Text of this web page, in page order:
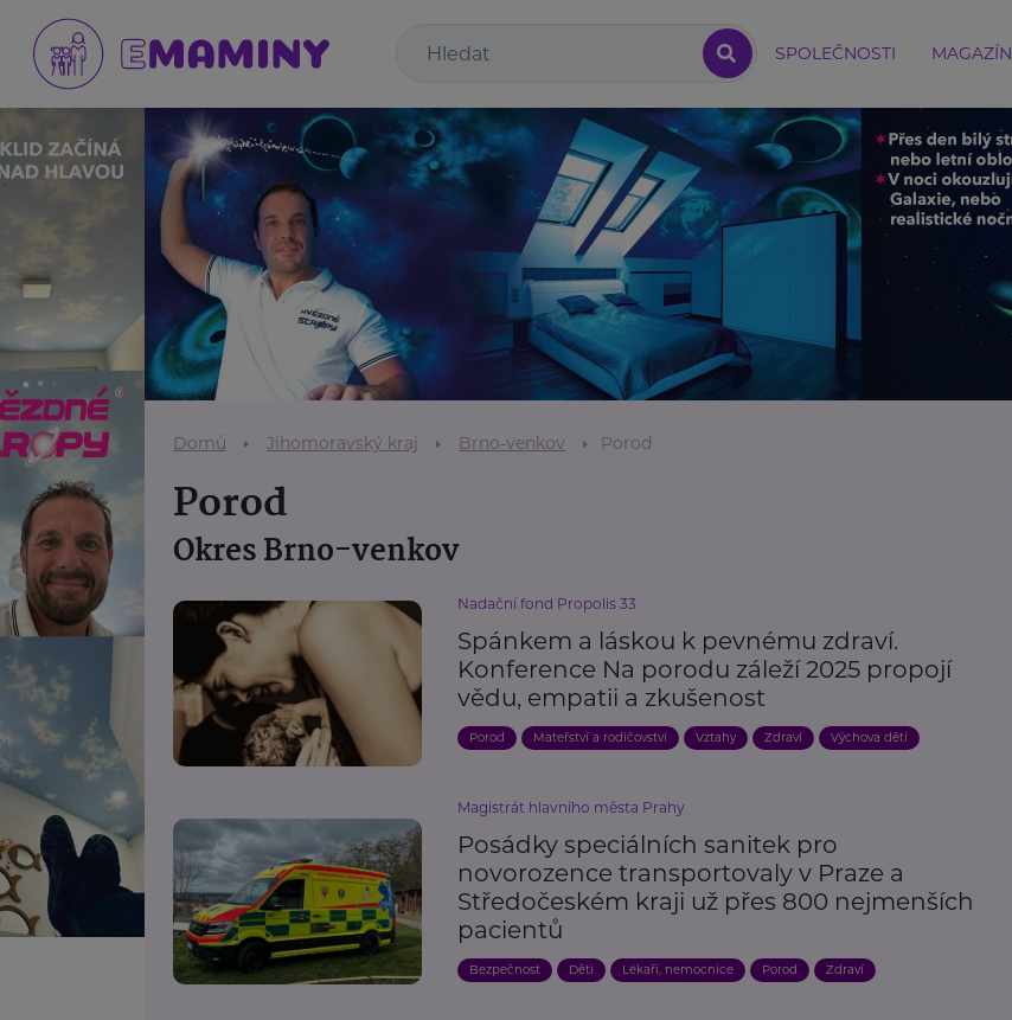
SPOLEČNOSTI MAGAZÍN
Domů Jihomoravský kraj Brno-venkov Porod
Porod
Okres Brno-venkov
Nadační fond Propolis 33
Spánkem a láskou k pevnému zdraví.
Konference Na porodu záleží 2025 propojí
vědu, empatii a zkušenost
Porod Mateřství a rodičovství Vztahy Zdraví Výchova dětí
Magistrát hlavního města Prahy
Posádky speciálních sanitek pro
novorozence transportovaly v Praze a
Středočeském kraji už přes 800 nejmenších
pacientů
Bezpečnost Děti Lékaři, nemocnice Porod Zdraví